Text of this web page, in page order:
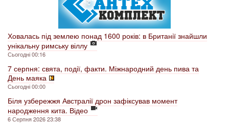
Ховалась під землею понад 1600 років: в Британії знайшли
унікальну римську віллу
Сьогодні 00:16
7 серпня: свята, події, факти. Міжнародний день пива та
День маяка
Сьогодні 00:00
Біля узбережжя Австралії дрон зафіксував момент
народження кита. Відео
6 Серпня 2026 23:38